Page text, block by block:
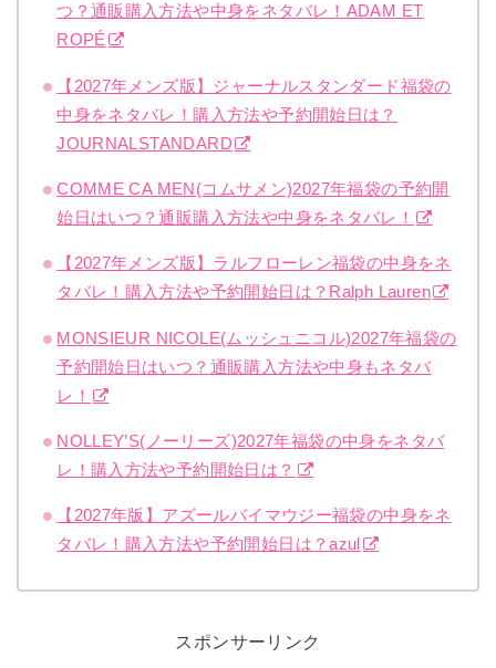
つ？通販購入方法や中身をネタバレ！ADAM ET
ROPÉ
【2027年メンズ版】ジャーナルスタンダード福袋の
中身をネタバレ！購入方法や予約開始日は？
JOURNALSTANDARD
COMME CA MEN(コムサメン)2027年福袋の予約開
始日はいつ？通販購入方法や中身をネタバレ！
【2027年メンズ版】ラルフローレン福袋の中身をネ
タバレ！購入方法や予約開始日は？Ralph Lauren
MONSIEUR NICOLE(ムッシュニコル)2027年福袋の
予約開始日はいつ？通販購入方法や中身もネタバ
レ！
NOLLEY’S(ノーリーズ)2027年福袋の中身をネタバ
レ！購入方法や予約開始日は？
【2027年版】アズールバイマウジー福袋の中身をネ
タバレ！購入方法や予約開始日は？azul
スポンサーリンク